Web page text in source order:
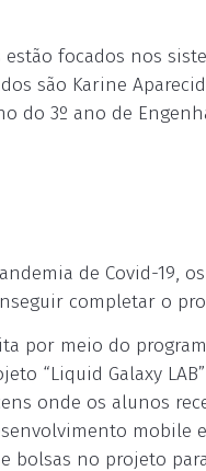
focados nos
são Karine
do 3º ano de
de Covid-19,
completar o
por meio do
“Liquid Galaxy
onde os alunos
bolsas no projeto